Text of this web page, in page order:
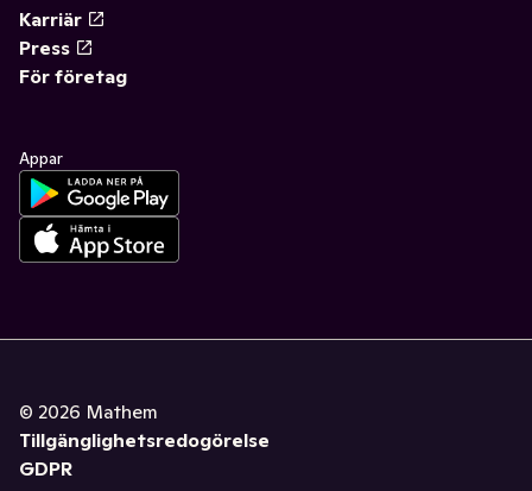
Karriär
Press
För företag
Appar
© 2026 Mathem
Tillgänglighetsredogörelse
GDPR